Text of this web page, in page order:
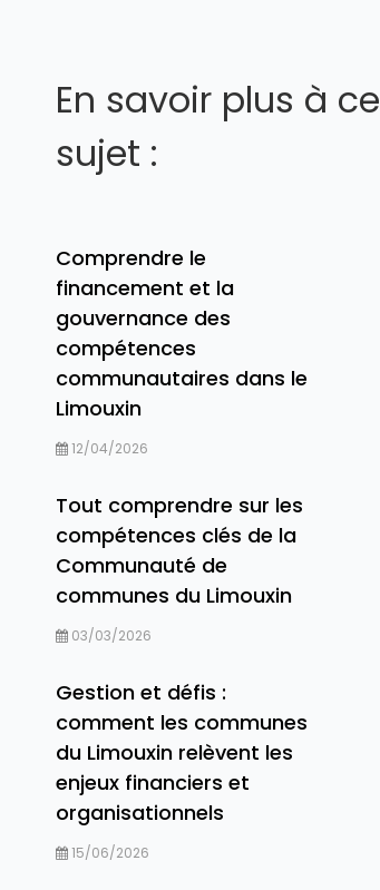
En savoir plus à ce
sujet :
Comprendre le
financement et la
gouvernance des
compétences
communautaires dans le
Limouxin
12/04/2026
Tout comprendre sur les
compétences clés de la
Communauté de
communes du Limouxin
03/03/2026
Gestion et défis :
comment les communes
du Limouxin relèvent les
enjeux financiers et
organisationnels
15/06/2026